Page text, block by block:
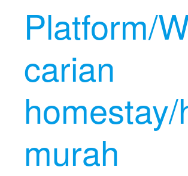
Platform/
carian
murah